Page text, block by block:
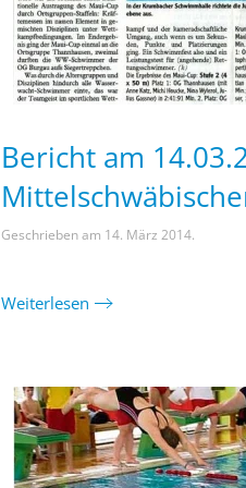
Bericht am
Geschrieben am 14. März 2014.
Weiterlesen